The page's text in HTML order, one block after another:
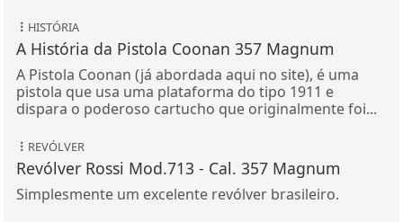
HISTÓRIA
A História da Pistola Coonan 357 Magnum
A Pistola Coonan (já abordada aqui no site), é uma
pistola que usa uma plataforma do tipo 1911 e
dispara o poderoso cartucho que originalmente foi...
REVÓLVER
Revólver Rossi Mod.713 - Cal. 357 Magnum
Simplesmente um excelente revólver brasileiro.